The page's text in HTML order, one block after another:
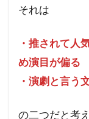
それは
・推されて人
め演目が偏る
・演劇と言う
の二つだと考